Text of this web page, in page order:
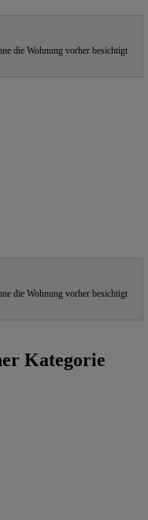
die Wohnung vorher besichtigt
die Wohnung vorher besichtigt
Kategorie